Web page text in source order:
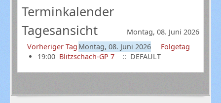
Terminkalender
Tagesansicht
Montag, 08. Juni 2026
Vorheriger Tag Montag, 08. Juni 2026
Folgetag
19:00 Blitzschach-GP 7 :: DEFAULT